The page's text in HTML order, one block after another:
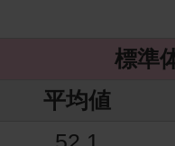
標準
平均値